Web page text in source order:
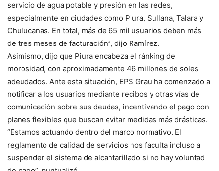
servicio de agua potable y presión en las redes,
especialmente en ciudades como Piura, Sullana, Talara y
Chulucanas. En total, más de 65 mil usuarios deben más
de tres meses de facturación”, dijo Ramírez.
Asimismo, dijo que Piura encabeza el ránking de
morosidad, con aproximadamente 46 millones de soles
adeudados. Ante esta situación, EPS Grau ha comenzado a
notificar a los usuarios mediante recibos y otras vías de
comunicación sobre sus deudas, incentivando el pago con
planes flexibles que buscan evitar medidas más drásticas.
“Estamos actuando dentro del marco normativo. El
reglamento de calidad de servicios nos faculta incluso a
suspender el sistema de alcantarillado si no hay voluntad